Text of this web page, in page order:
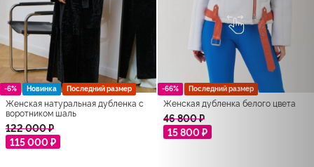
-6% Новинка Последний размер
Женская натуральная дубленка с
воротником шаль
122 000 ₽
115 000 ₽
-66% Последний размер
Женская дубленка белого цвета
46 800 ₽
15 800 ₽